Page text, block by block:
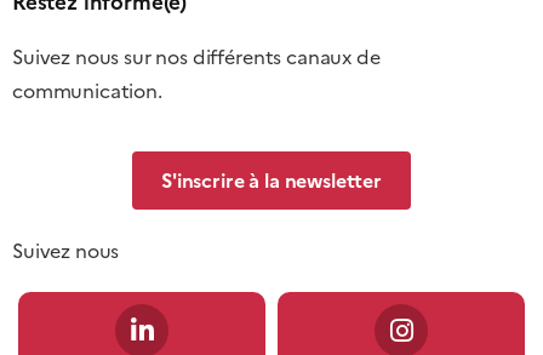
Suivez nous sur nos différents canaux de
communication.
S'inscrire à la newsletter
Suivez nous